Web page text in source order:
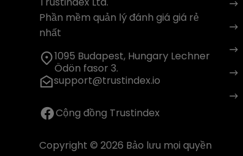
Phần mềm quản lý đánh giá giá rẻ
nhất
1095 Budapest, Hungary Lechner
Ödön fasor 3.
support@trustindex.io
Cộng đồng Trustindex
Copyright © 2026 Bảo lưu mọi quyền